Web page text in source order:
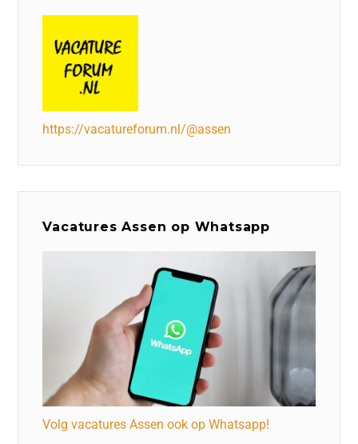
https://vacatureforum.nl/@assen
Vacatures Assen op Whatsapp
Volg vacatures Assen ook op Whatsapp!